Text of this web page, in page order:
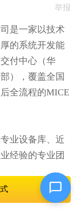
举报
是一家以技术
的系统开发能
付中心（华
），覆盖全国
全流程的MICE
业设备库、近
经验的专业团
、全流程无